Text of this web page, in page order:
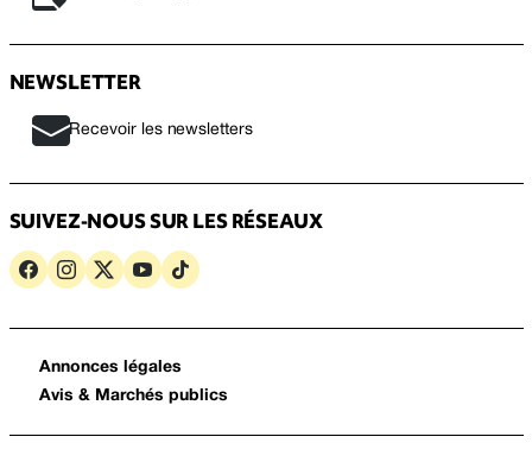
NEWSLETTER
Recevoir les newsletters
SUIVEZ-NOUS SUR LES RÉSEAUX
Annonces légales
Avis & Marchés publics